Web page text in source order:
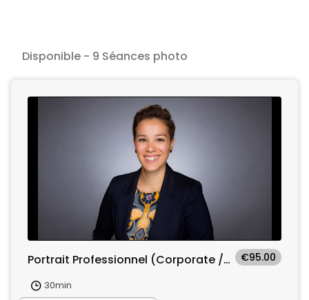
Disponible - 9 Séances photo
Portrait Professionnel (Corporate / LinkedIn) €95.00
30min